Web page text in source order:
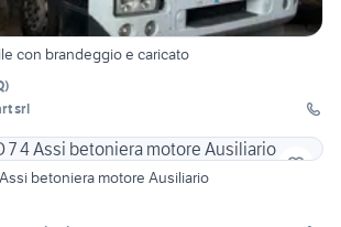
con brandeggio e caricato
)
srl
betoniera motore Ausiliario